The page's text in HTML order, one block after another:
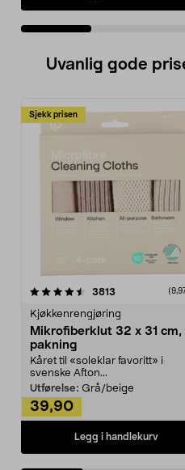
Uvanlig gode
Sjekk prisen
3813 anmeldelser
Kjøkkenrengjøring
Mikrofiberklut 32 x 31 cm,
pakning
Kåret til «soleklar favoritt» i
svenske Afton...
Utførelse: Grå/beige
39,90
Legg i handlekurv
4.5av 5 stjerner